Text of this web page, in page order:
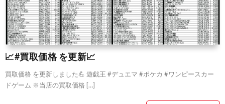
📈#買取価格 を更新📈
買取価格 を更新しました💪 遊戯王 #デュエマ #ポケカ #ワンピースカー
ドゲーム ※当店の買取価格 […]